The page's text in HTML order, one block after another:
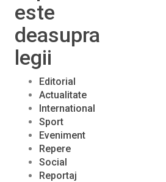
este
deasupra
legii
Editorial
Actualitate
International
Sport
Eveniment
Repere
Social
Reportaj